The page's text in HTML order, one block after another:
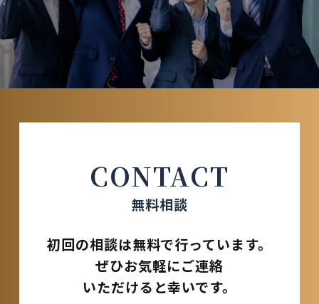
CONTACT
無料相談
初回の相談は無料で行っています。
ぜひお気軽にご連絡
いただけると幸いです。